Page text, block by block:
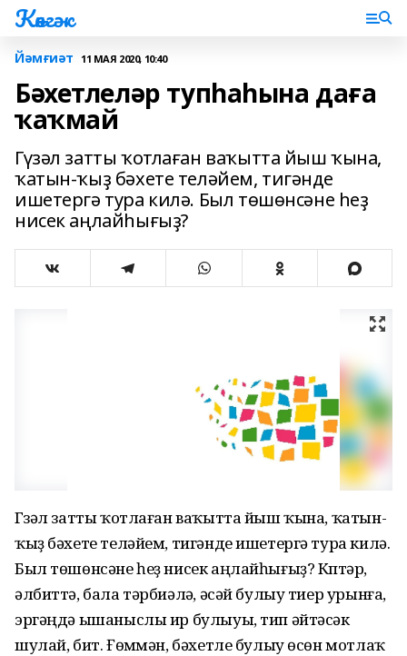
Көнгәк
Йәмғиәт 11 МАЯ 2020, 10:40
Бәхетлеләр тупһаһына даға
ҡаҡмай
Гүзәл затты ҡотлаған ваҡытта йыш ҡына,
ҡатын-ҡыҙ бәхете теләйем, тигәнде
ишетергә тура килә. Был төшөнсәне һеҙ
нисек аңлайһығыҙ?
Гүзәл затты ҡотлаған ваҡытта йыш ҡына, ҡатын-
ҡыҙ бәхете теләйем, тигәнде ишетергә тура килә.
Был төшөнсәне һеҙ нисек аңлайһығыҙ? Күптәр,
әлбиттә, бала тәрбиәләү, әсәй булыу тиер урынға,
эргәңдә ышаныслы ир булыуы, тип әйтәсәк
шулай, бит. Ғөмүмән, бәхетле булыу өсөн мотлаҡ